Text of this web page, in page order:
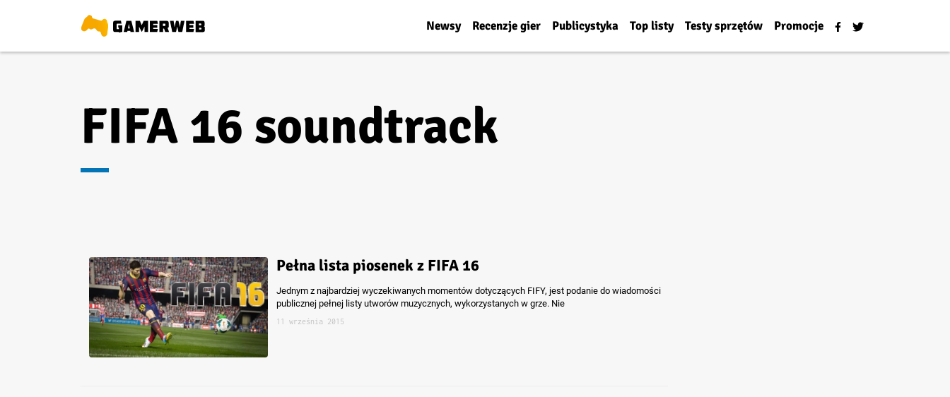
Newsy Recenzje gier Publicystyka Top listy Testy sprzętów Promocje
FIFA 16 soundtrack
Pełna lista piosenek z FIFA 16
Jednym z najbardziej wyczekiwanych momentów dotyczących FIFY, jest podanie do wiadomości
publicznej pełnej listy utworów muzycznych, wykorzystanych w grze. Nie
11 września 2015